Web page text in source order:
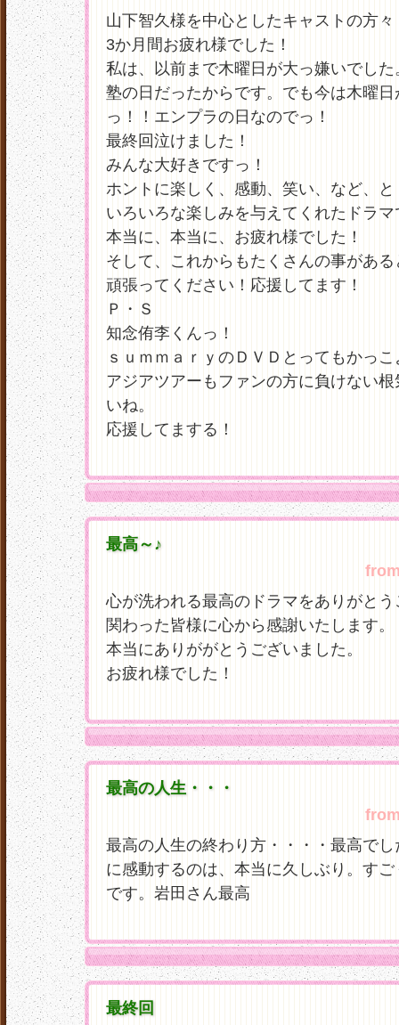
山下智久様を中心としたキャストの方々
3か月間お疲れ様でした！
私は、以前まで木曜日が大っ嫌いでした
塾の日だったからです。でも今は木曜
っ！！エンプラの日なのでっ！
最終回泣けました！
みんな大好きですっ！
ホントに楽しく、感動、笑い、など、と
いろいろな楽しみを与えてくれたドラ
本当に、本当に、お疲れ様でした！
そして、これからもたくさんの事があ
頑張ってください！応援してます！
Ｐ・Ｓ
知念侑李くんっ！
ｓｕｍｍａｒｙのＤＶＤとってもかっ
アジアツアーもファンの方に負けない
いね。
応援してまする！
最高～♪
心が洗われる最高のドラマをありがと
関わった皆様に心から感謝いたします。
本当にありががとうございました。
お疲れ様でした！
最高の人生・・・
最高の人生の終わり方・・・・最高で
に感動するのは、本当に久しぶり。す
です。岩田さん最高
最終回